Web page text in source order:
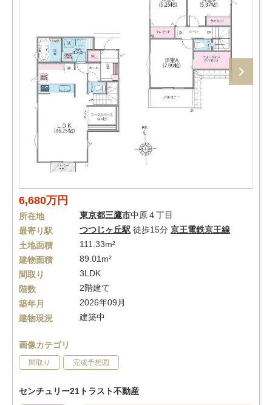
6,680万円
所在地 東京都三鷹市中原４丁目
最寄り駅
つつじヶ丘駅 徒歩15分 京王電鉄京王線
土地面積
111.33m²
建物面積
89.01m²
間取り
3LDK
階数
2階建て
築年月
2026年09月
建物現況
建築中
画像カテゴリ
間取り 完成予想図
センチュリー21トラスト不動産